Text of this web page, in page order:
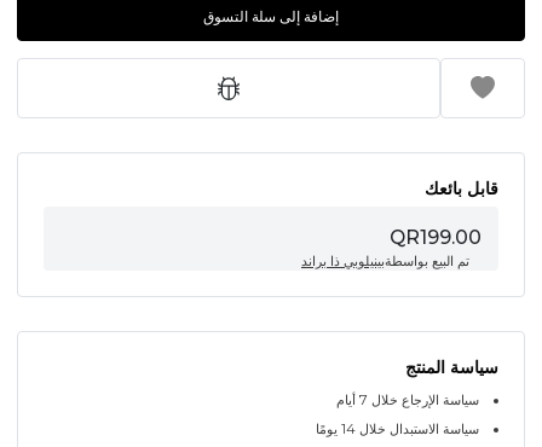
إضافة إلى سلة التسوق
قابل بائعك
QR199.00
تم البيع بواسطةبينيلوبي ذا براند
سياسة المنتج
سياسة الإرجاع خلال 7 أيام
سياسة الاستبدال خلال 14 يومًا